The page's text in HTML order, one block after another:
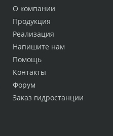
О компании
Продукция
Реализация
Напишите нам
Помощь
Контакты
Форум
Заказ гидростанции